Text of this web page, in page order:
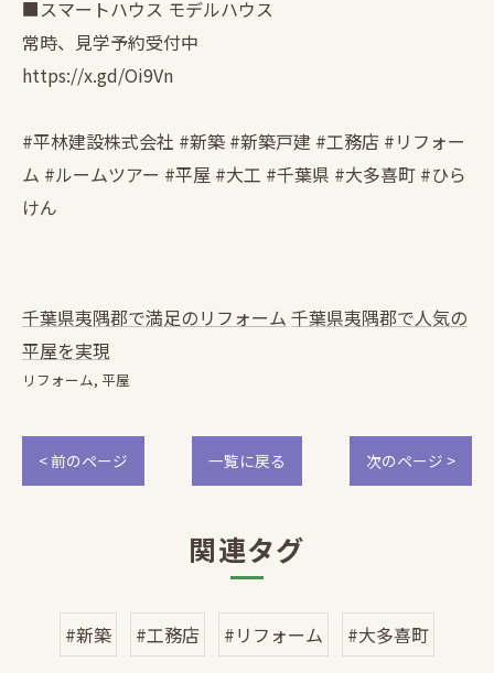
■スマートハウス モデルハウス
常時、見学予約受付中
https://x.gd/Oi9Vn
#平林建設株式会社 #新築 #新築戸建 #工務店 #リフォー
ム #ルームツアー #平屋 #大工 #千葉県 #大多喜町 #ひら
けん
千葉県夷隅郡で満足のリフォーム 千葉県夷隅郡で人気の
平屋を実現
リフォーム 平屋
< 前のページ 一覧に戻る 次のページ >
関連タグ
#新築 #工務店 #リフォーム #大多喜町